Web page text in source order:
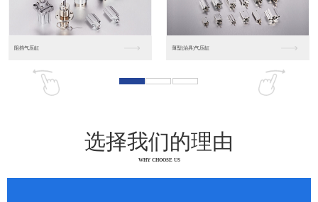
松下人机界面DP10... 数字光钎传感器FX-...
选择我们的理由
WHY CHOOSE US